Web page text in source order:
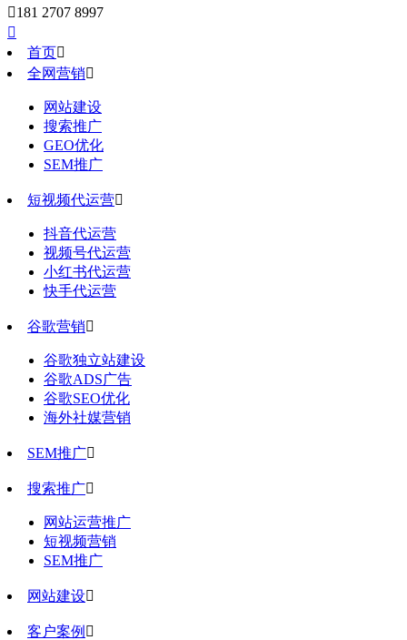
181 2707 8997

首页
全网营销
网站建设
搜索推广
GEO优化
SEM推广
短视频代运营
抖音代运营
视频号代运营
小红书代运营
快手代运营
谷歌营销
谷歌独立站建设
谷歌ADS广告
谷歌SEO优化
海外社媒营销
SEM推广
搜索推广
网站运营推广
短视频营销
SEM推广
网站建设
客户案例 